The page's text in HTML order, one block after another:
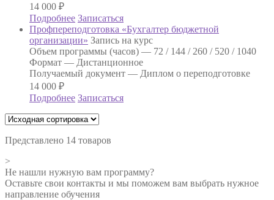
14 000 ₽
Подробнее Записаться
Профпереподготовка «Бухгалтер бюджетной
организации» Запись на курс
Объем программы (часов) — 72 / 144 / 260 / 520 / 1040
Формат — Дистанционное
Получаемый документ — Диплом о переподготовке
14 000 ₽
Подробнее Записаться
Представлено 14 товаров
>
Не нашли нужную вам программу?
Оставьте свои контакты и мы поможем вам выбрать нужное
направление обучения